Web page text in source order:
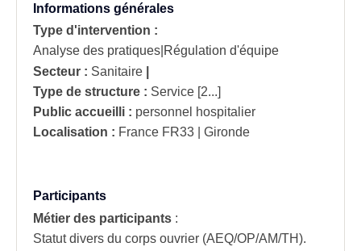
Informations générales
Type d'intervention :
Analyse des pratiques|Régulation d'équipe
Secteur : Sanitaire
Type de structure : Service [2...]
Public accueilli : personnel hospitalier
Localisation : France FR33 | Gironde
Participants
Métier des participants :
Statut divers du corps ouvrier (AEQ/OP/AM/TH).